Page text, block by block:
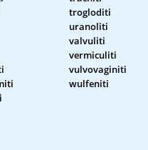
trogloditi
uranoliti
valvuliti
vermiculiti
vulvovaginiti
wulfeniti